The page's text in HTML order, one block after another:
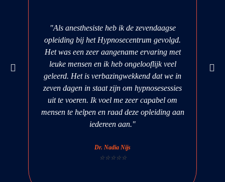
"Als anesthesiste heb ik de zevendaagse
opleiding bij het Hypnosecentrum gevolgd.
Het was een zeer aangename ervaring met
leuke mensen en ik heb ongelooflijk veel
geleerd. Het is verbazingwekkend dat we in
zeven dagen in staat zijn om hypnosesessies
uit te voeren. Ik voel me zeer capabel om
mensen te helpen en raad deze opleiding aan
iedereen aan."
Dr. Nadia Nijs
⭐⭐⭐⭐⭐
dat